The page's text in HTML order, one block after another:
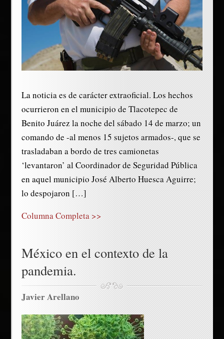
La noticia es de carácter extraoficial. Los hechos
ocurrieron en el municipio de Tlacotepec de
Benito Juárez la noche del sábado 14 de marzo; un
comando de -al menos 15 sujetos armados-, que se
trasladaban a bordo de tres camionetas
‘levantaron’ al Coordinador de Seguridad Pública
en aquel municipio José Alberto Huesca Aguirre;
lo despojaron […]
Columna Completa >>
México en el contexto de la
pandemia.
Javier Arellano